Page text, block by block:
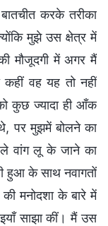
करके तरीका
मुझे उस क्षेत्र में
मौजूदगी में अगर मैं
वह यह तो नहीं
कुछ ज्यादा ही आँक
पर मुझमें बोलने का
वांग लू के जाने का
हुआ के साथ नवागतों
मनोदशा के बारे में
साझा कीं। मैं उस